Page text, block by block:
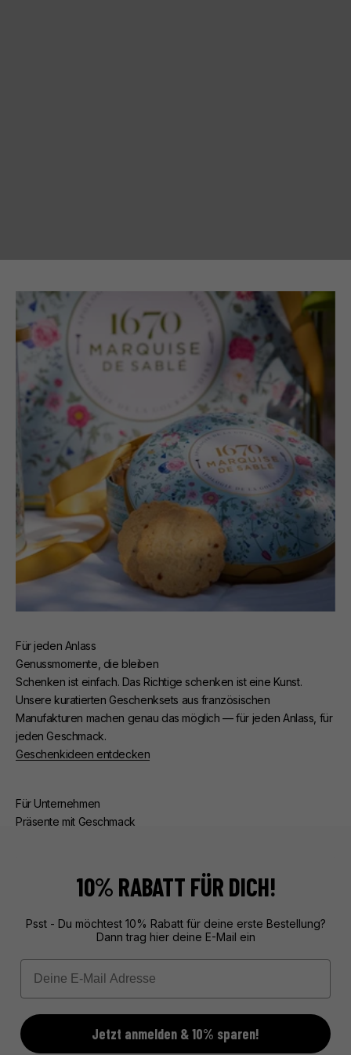
Für jeden Anlass
Genussmomente, die bleiben
Schenken ist einfach. Das Richtige schenken ist eine Kunst.
Unsere kuratierten Geschenksets aus französischen
Manufakturen machen genau das möglich — für jeden Anlass, für
jeden Geschmack.
Geschenkideen entdecken
Für Unternehmen
Präsente mit Geschmack
Exklusive Geschenke aus Frankreich, unvergesslich verpackt.
Mehr über unseren Service erfahren
10% RABATT FÜR DICH!
Psst - Du möchtest 10% Rabatt für deine erste Bestellung?
Dann trag hier deine E-Mail ein
Email
Jetzt anmelden & 10% sparen!